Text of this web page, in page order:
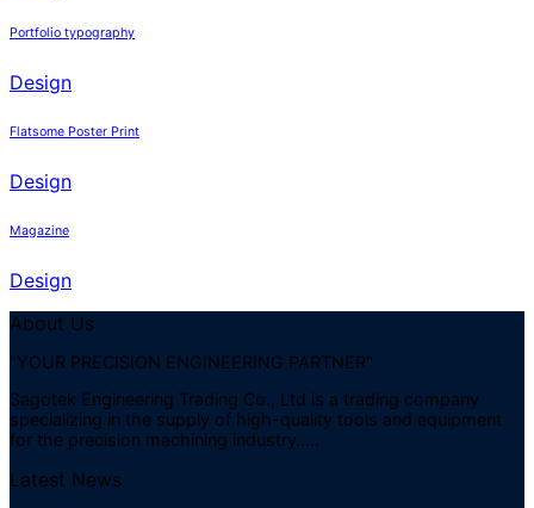
Portfolio typography
Design
Flatsome Poster Print
Design
Magazine
Design
About Us
"YOUR PRECISION ENGINEERING PARTNER"
Sagotek Engineering Trading Co., Ltd is a trading company
specializing in the supply of high-quality tools and equipment
for the precision machining industry…..
Latest News